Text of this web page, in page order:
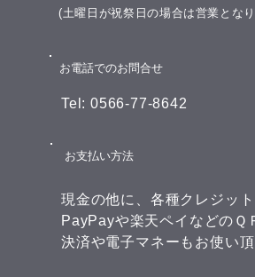
月11日(火) 山の日の祝日 お休み
​(土曜日が祝祭日の場合は営業とな
​お電話でのお問合せ
Tel: 0566-77-8642
​お支払い方法
​現金の他に、 各種クレジッ
PayPayや楽天ペイなどのＱ
決済や電子マネーもお使い